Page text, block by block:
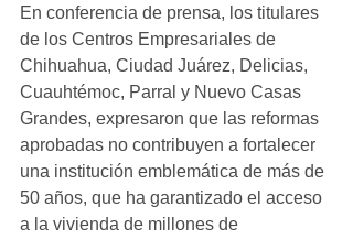
En conferencia de prensa, los titulares
de los Centros Empresariales de
Chihuahua, Ciudad Juárez, Delicias,
Cuauhtémoc, Parral y Nuevo Casas
Grandes, expresaron que las reformas
aprobadas no contribuyen a fortalecer
una institución emblemática de más de
50 años, que ha garantizado el acceso
a la vivienda de millones de